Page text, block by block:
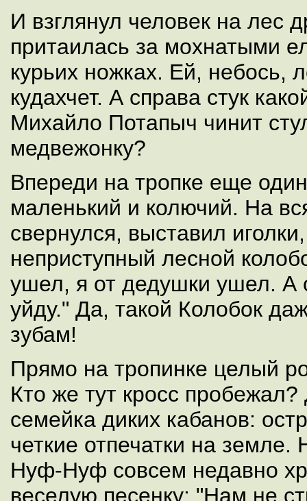
И взглянул человек на лес
притаилась за мохнатыми
курьих ножках. Ей, небось,
кудахчет. А справа стук
Михайло Потапыч чинит
медвежонку?
Впереди на тропке еще
маленький и колючий. На
свернулся, выставил
неприступный лесной
ушел, я от дедушки ушел. А
уйду." Да, такой Колобок
зубам!
Прямо на тропинке целый
Кто же тут кросс
семейка диких кабанов:
четкие отпечатки на
Нуф-Нуф совсем недавно
веселую песенку: "Нам не